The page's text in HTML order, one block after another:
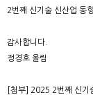
2번째 신기술 신산업 동
감사합니다.
정경호 올림
[첨부] 2025 2번째 신